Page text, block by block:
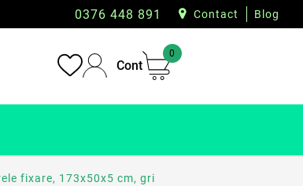
0376 448 891 Contact Blog
Cont
0
fixare, 173x50x5 cm, gri